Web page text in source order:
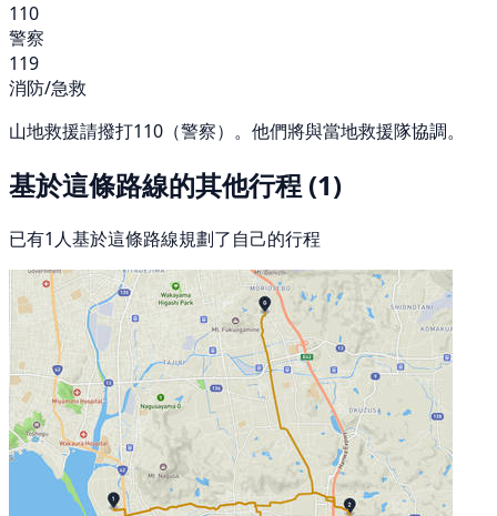
110
警察
119
消防/急救
山地救援請撥打110（警察）。他們將與當地救援隊協調。
基於這條路線的其他行程 (1)
已有1人基於這條路線規劃了自己的行程